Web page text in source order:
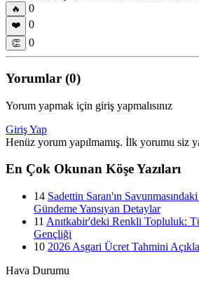
🔥 0
❤️ 0
👏 0
Yorumlar (0)
Yorum yapmak için giriş yapmalısınız
Giriş Yap
Henüz yorum yapılmamış. İlk yorumu siz
En Çok Okunan Köşe Yazıları
14 Sadettin Saran'ın
Gündeme Yansıyan Detaylar
11 Anıtkabir'deki Renkli Topluluk:
Gençliği
10 2026 Asgari Ücret Tahmini
Hava Durumu